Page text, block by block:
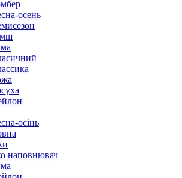
осень
осінь
наповнювач